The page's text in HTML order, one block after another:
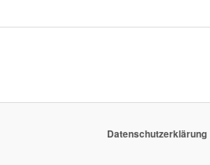
Datenschutzerklärung